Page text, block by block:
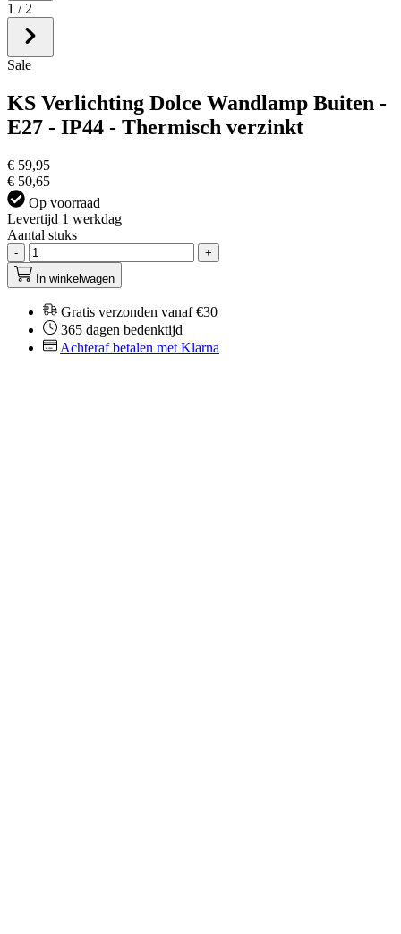
1 / 2
Sale
KS Verlichting Dolce Wandlamp Buiten -
E27 - IP44 - Thermisch verzinkt
€ 59,95
€ 50,65
Op voorraad
Levertijd 1 werkdag
Aantal stuks
-
+
In winkelwagen
Gratis verzonden vanaf €30
365 dagen bedenktijd
Achteraf betalen met Klarna